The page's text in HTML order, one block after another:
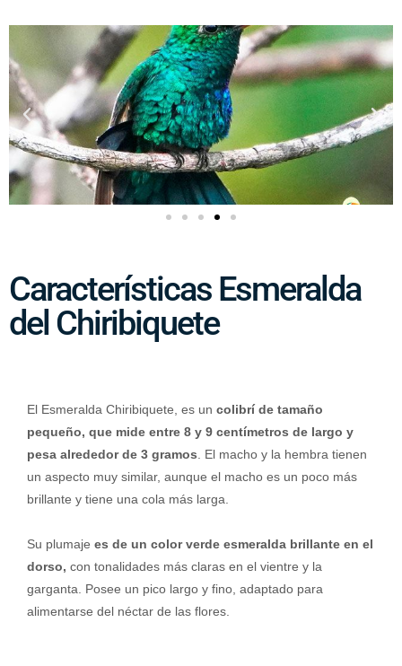
Características Esmeralda
del Chiribiquete
El Esmeralda Chiribiquete, es un colibrí de tamaño
pequeño, que mide entre 8 y 9 centímetros de largo y
pesa alrededor de 3 gramos . El macho y la hembra tienen
un aspecto muy similar, aunque el macho es un poco más
brillante y tiene una cola más larga.
Su plumaje es de un color verde esmeralda brillante en el
dorso, con tonalidades más claras en el vientre y la
garganta. Posee un pico largo y fino, adaptado para
alimentarse del néctar de las flores.